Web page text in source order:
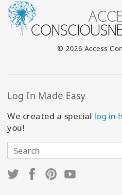
© 2026 Access
Log In Made Easy
We created a special log in
you!